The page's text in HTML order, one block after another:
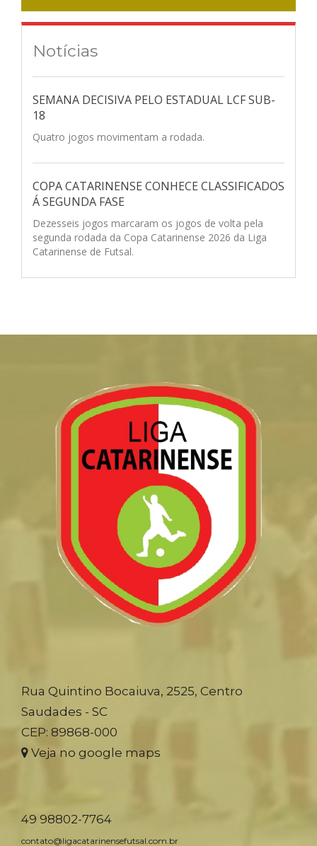
Notícias
SEMANA DECISIVA PELO ESTADUAL LCF SUB-
18
Quatro jogos movimentam a rodada.
COPA CATARINENSE CONHECE CLASSIFICADOS
Á SEGUNDA FASE
Dezesseis jogos marcaram os jogos de volta pela
segunda rodada da Copa Catarinense 2026 da Liga
Catarinense de Futsal.
Rua Quintino Bocaiuva, 2525, Centro
Saudades - SC
CEP: 89868-000
Veja no google maps
49 98802-7764
contato@ligacatarinensefutsal.com.br